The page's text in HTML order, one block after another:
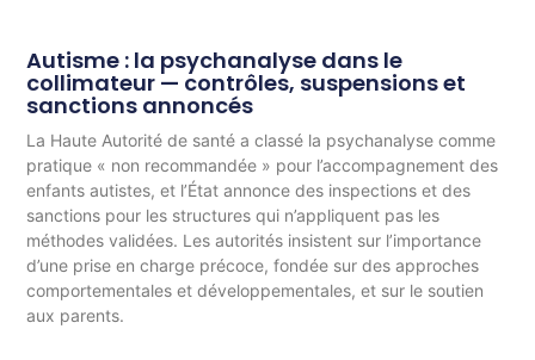
Autisme : la psychanalyse dans le
collimateur — contrôles, suspensions et
sanctions annoncés
La Haute Autorité de santé a classé la psychanalyse comme
pratique « non recommandée » pour l’accompagnement des
enfants autistes, et l’État annonce des inspections et des
sanctions pour les structures qui n’appliquent pas les
méthodes validées. Les autorités insistent sur l’importance
d’une prise en charge précoce, fondée sur des approches
comportementales et développementales, et sur le soutien
aux parents.